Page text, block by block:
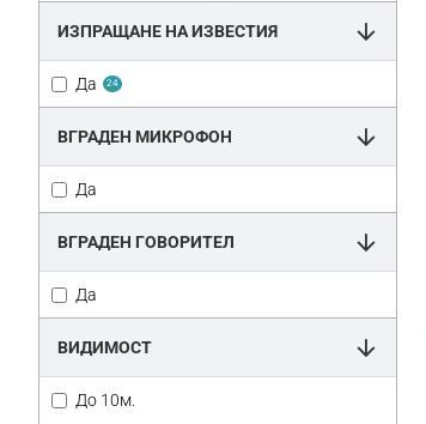
ИЗПРАЩАНЕ НА ИЗВЕСТИЯ
Да 24
ВГРАДЕН МИКРОФОН
Да
ВГРАДЕН ГОВОРИТЕЛ
Да
ВИДИМОСТ
До 10м.